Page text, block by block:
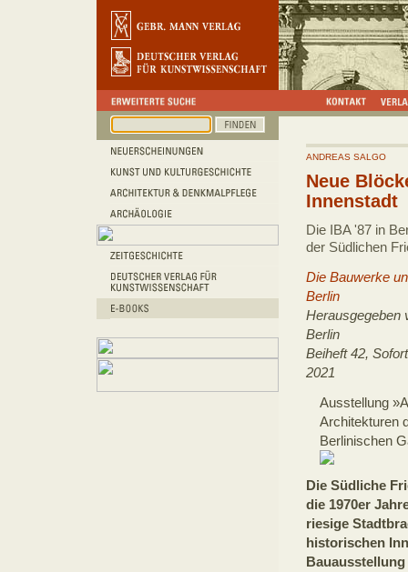
ANDREAS SALGO
Neue
Innenstadt
Die IBA '87 in
der Südlichen
Die Bauwerke
Berlin
Herausgegeben
Berlin
Beiheft 42,
2021
Ausstellung
Architekturen
Berlinischen
Die Südliche
die 1970er
riesige
historischen